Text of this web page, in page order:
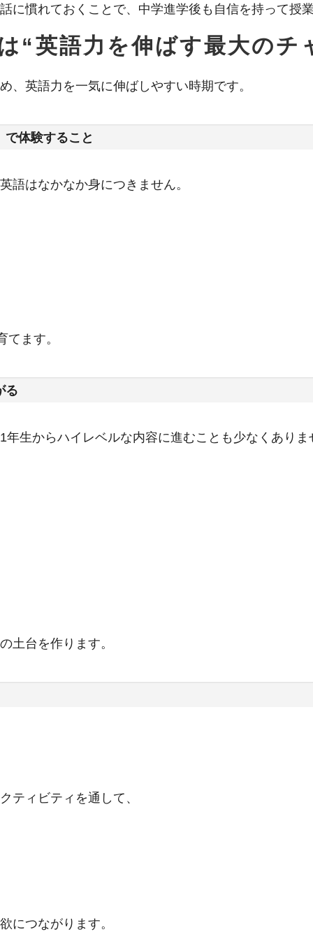
に慣れておくことで、中学進学後も自信を持って授
“英語力を伸ばす最大のチ
、英語力を一気に伸ばしやすい時期です。
体験すること
語はなかなか身につきません。
てます。
る
年生からハイレベルな内容に進むことも少なくありま
土台を作ります。
ティビティを通して、
につながります。